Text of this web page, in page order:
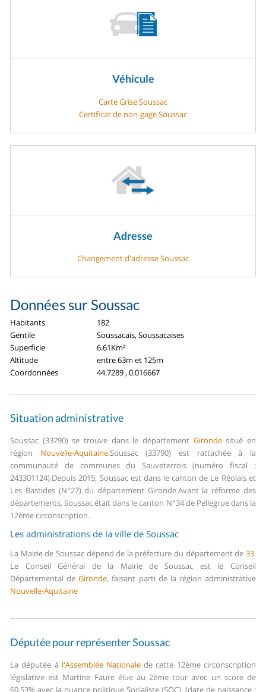
Véhicule
Carte Grise Soussac
Certificat de non-gage Soussac
Adresse
Changement d'adresse Soussac
Données sur Soussac
Habitants
182
Gentile
Soussacais, Soussacaises
Superficie
6.61Km²
Altitude
entre 63m et 125m
Coordonnées
44.7289 , 0.016667
Situation administrative
Soussac (33790) se trouve dans le département Girondesitué en
région Nouvelle-Aquitaine.Soussac (33790) est rattachée à la
communauté de communes du Sauveterrois (numéro fiscal :
243301124).Depuis 2015, Soussac est dans le canton de Le Réolais et
Les Bastides (N°27) du département Gironde.Avant la réforme des
départements, Soussac était dans le canton N°34 de Pellegrue dans la
12ème circonscription.
Les administrations de la ville de Soussac
La Mairie de Soussac dépend de la préfecture du département de 33.
Le Conseil Général de la Mairie de Soussac est le Conseil
Départemental deGironde, faisant parti de la région administrative
Nouvelle-Aquitaine
Députée pour représenter Soussac
La députée à l'Assemblée Nationale de cette 12ème circonscription
législative est Martine Faure élue au 2ème tour avec un score de